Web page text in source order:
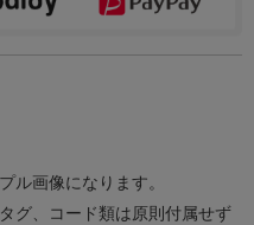
ル画像になります。
グ、コード類は原則付属せず